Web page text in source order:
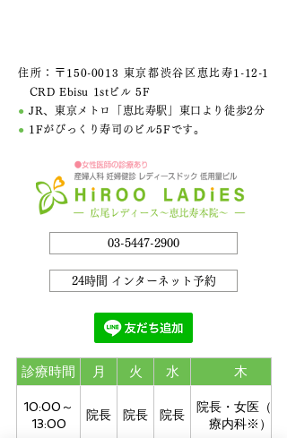
住所：〒150-0013 東京都渋谷区恵比寿1-12-1
CRD Ebisu 1stビル 5F
●JR、東京メトロ「恵比寿駅」東口より徒歩2分
● 1Fがびっくり寿司のビル5Fです。
03-5447-2900
24時間 インターネット予約
診療時間 月 火 水 木
10:00～
13:00
院長 院長 院長
院長・女医（心
療内科※）